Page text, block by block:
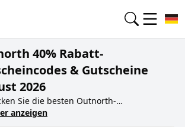
40% Rabatt-
& Gutscheine
2026
Sie die besten Outnorth-
von heute für
anzeigen